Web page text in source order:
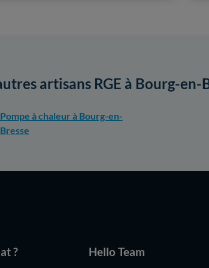
artisans RGE à Bourg-en-
Pompe à chaleur à Bourg-en-
Bresse
? Hello Team